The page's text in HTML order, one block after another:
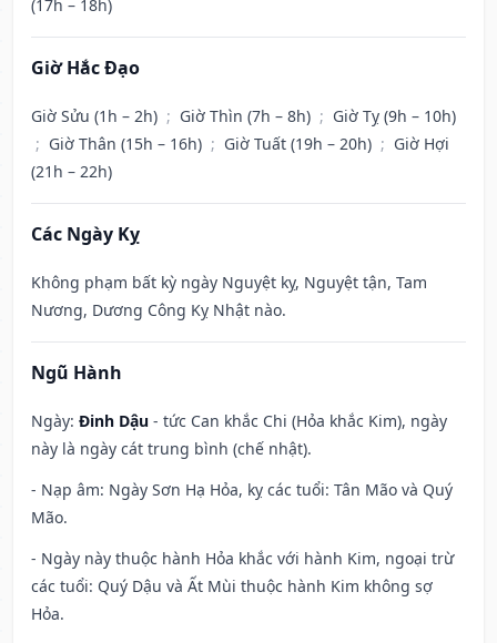
(17h – 18h)
Giờ Hắc Đạo
Giờ Sửu (1h – 2h) ; Giờ Thìn (7h – 8h) ; Giờ Tỵ (9h – 10h)
; Giờ Thân (15h – 16h) ; Giờ Tuất (19h – 20h) ; Giờ Hợi
(21h – 22h)
Các Ngày Kỵ
Không phạm bất kỳ ngày Nguyệt kỵ, Nguyệt tận, Tam
Nương, Dương Công Kỵ Nhật nào.
Ngũ Hành
Ngày: Đinh Dậu - tức Can khắc Chi (Hỏa khắc Kim), ngày
này là ngày cát trung bình (chế nhật).
- Nạp âm: Ngày Sơn Hạ Hỏa, kỵ các tuổi: Tân Mão và Quý
Mão.
- Ngày này thuộc hành Hỏa khắc với hành Kim, ngoại trừ
các tuổi: Quý Dậu và Ất Mùi thuộc hành Kim không sợ
Hỏa.